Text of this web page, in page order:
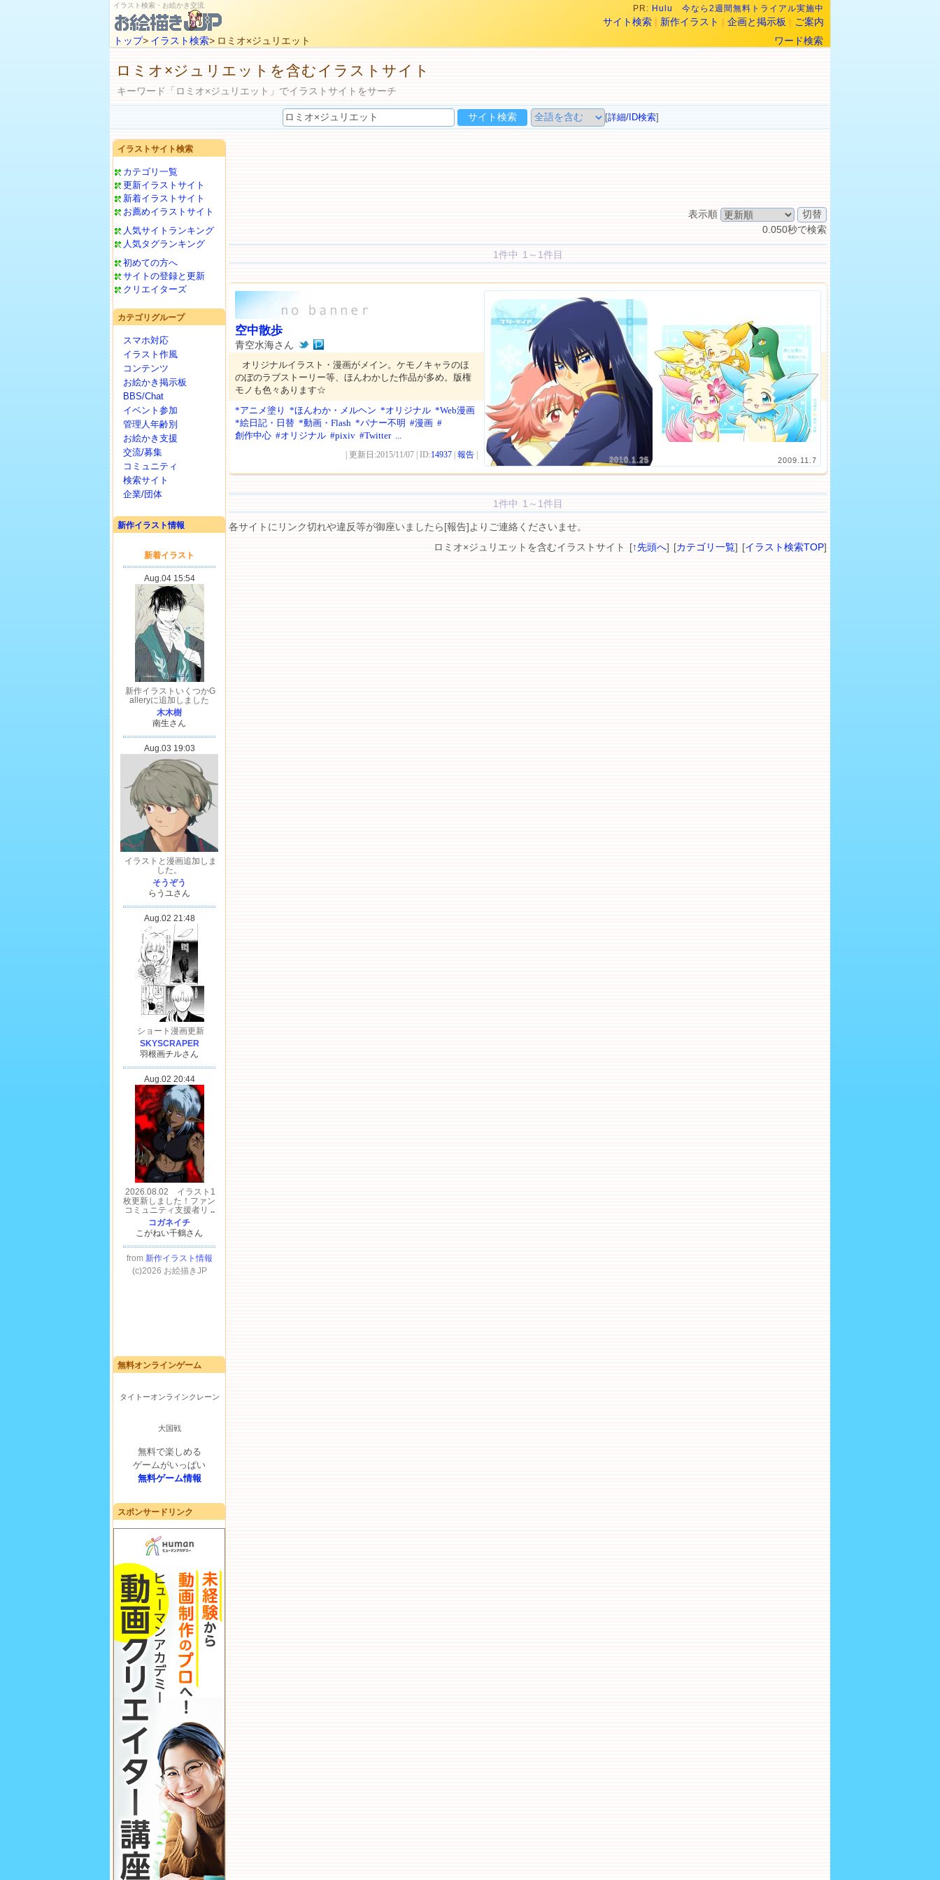
イラスト検索・お絵かき交流 PR: Hulu 今なら2週間無料トライアル実施中
サイト検索 | 新作イラスト | 企画と掲示板 | ご案内
トップ> イラスト検索> ロミオ×ジュリエット ワード検索
ロミオ×ジュリエットを含むイラストサイト
キーワード「ロミオ×ジュリエット」でイラストサイトをサーチ
[詳細/ID検索]
イラストサイト検索
カテゴリ一覧
更新イラストサイト
新着イラストサイト
お薦めイラストサイト
人気サイトランキング
人気タグランキング
初めての方へ
サイトの登録と更新
クリエイターズ
カテゴリグループ
スマホ対応
イラスト作風
コンテンツ
お絵かき掲示板
BBS/Chat
イベント参加
管理人年齢別
お絵かき支援
交流/募集
コミュニティ
検索サイト
企業/団体
新作イラスト情報
無料オンラインゲーム
タイトーオンラインクレーン
大国戦
無料で楽しめる
ゲームがいっぱい
無料ゲーム情報
スポンサードリンク
表示順
0.050秒で検索
1件中 1～1件目
2010.1.25 2009.11.7
空中散歩
青空水海さん
オリジナルイラスト・漫画がメイン。ケモノキャラのほ
のぼのラブストーリー等、ほんわかした作品が多め。版権
モノも色々あります☆
*アニメ塗り *ほんわか・メルヘン *オリジナル *Web漫画
*絵日記・日替 *動画・Flash *バナー不明 #漫画 #
創作中心 #オリジナル #pixiv #Twitter ...
| 更新日:2015/11/07 | ID:14937 報告
1件中 1～1件目
各サイトにリンク切れや違反等が御座いましたら[報告]よりご連絡くださいませ。
ロミオ×ジュリエットを含むイラストサイト [↑先頭へ] [カテゴリ一覧] [イラスト検索TOP]